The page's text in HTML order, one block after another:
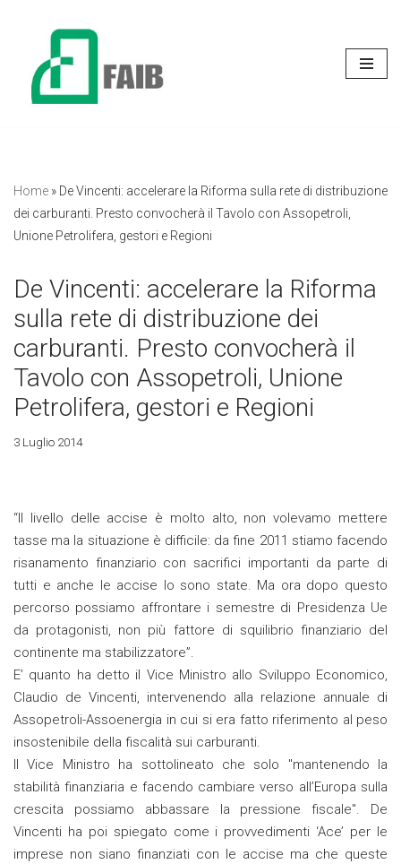
contenuto
Home » De Vincenti: accelerare la Riforma sulla rete di distribuzione
dei carburanti. Presto convocherà il Tavolo con Assopetroli,
Unione Petrolifera, gestori e Regioni
De Vincenti: accelerare la Riforma
sulla rete di distribuzione dei
carburanti. Presto convocherà il
Tavolo con Assopetroli, Unione
Petrolifera, gestori e Regioni
3 Luglio 2014
“Il livello delle accise è molto alto, non volevamo mettere
tasse ma la situazione è difficile: da fine 2011 stiamo facendo
risanamento finanziario con sacrifici importanti da parte di
tutti e anche le accise lo sono state. Ma ora dopo questo
percorso possiamo affrontare i semestre di Presidenza Ue
da protagonisti, non più fattore di squilibrio finanziario del
continente ma stabilizzatore”.
E’ quanto ha detto il Vice Ministro allo Sviluppo Economico,
Claudio de Vincenti, intervenendo alla relazione annuale di
Assopetroli-Assoenergia in cui si era fatto riferimento al peso
insostenibile della fiscalità sui carburanti.
Il Vice Ministro ha sottolineato che solo "mantenendo la
stabilità finanziaria e facendo cambiare verso all’Europa sulla
crescita possiamo abbassare la pressione fiscale". De
Vincenti ha poi spiegato come i provvedimenti ‘Ace’ per le
imprese non siano finanziati con le accise ma che queste